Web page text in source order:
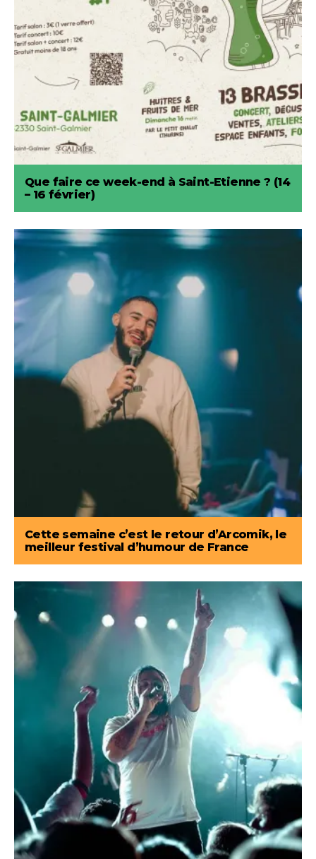
Que faire ce week-end à Saint-Etienne ? (14
– 16 février)
Cette semaine c’est le retour d’Arcomik, le
meilleur festival d’humour de France